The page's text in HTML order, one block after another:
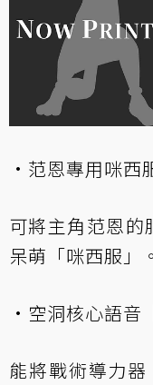
·范恩專用咪西
可將主角范恩的
呆萌「咪西服」。
·空洞核心語音
能將戰術導力